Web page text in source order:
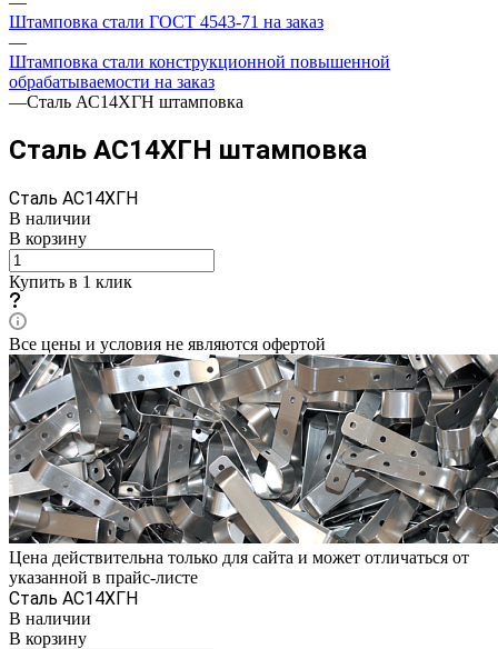
Штамповка стали ГОСТ 4543-71 на заказ
—
Штамповка стали конструкционной повышенной
обрабатываемости на заказ
—Сталь АС14ХГН штамповка
Сталь АС14ХГН штамповка
Сталь АС14ХГН
В наличии
В корзину
Купить в 1 клик
Все цены и условия не являются офертой
Цена действительна только для сайта и может отличаться от
указанной в прайс-листе
Сталь АС14ХГН
В наличии
В корзину